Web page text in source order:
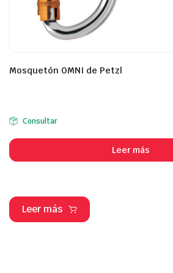
Mosquetón OMNI de Petzl
Consultar
Leer más
Leer más